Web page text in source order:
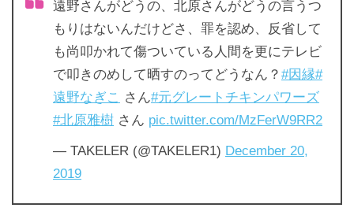
遠野さんがどうの、北原さんがどうの言うつ
もりはないんだけどさ、罪を認め、反省して
も尚叩かれて傷ついている人間を更にテレビ
で叩きのめして晒すのってどうなん？ #因縁#
遠野なぎこ
さん#元グレートチキンパワーズ
#北原雅樹 さん pic.twitter.com/MzFerW9RR2
— TAKELER (@TAKELER1) December 20,
2019